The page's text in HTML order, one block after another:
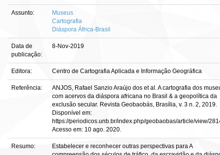
Assunto:
Museus
Cartografia
Diáspora África-Brasil
Data de
publicação:
8-Nov-2019
Editora: Centro de Cartografia Aplicada e Informação Geográfica
Referência:
ANJOS, Rafael Sanzio Araújo dos et al. A cartografia dos
com acervos da diáspora africana no Brasil & a geopolítica da
exclusão secular. Revista Geobaobás, Brasília, v. 3 n. 2, 2019.
Disponível em:
https://periodicos.unb.br/index.php/geobaobas/article/view/
Acesso em: 10 ago. 2020.
Resumo:
Estabelecer e reconhecer outras perspectivas para A